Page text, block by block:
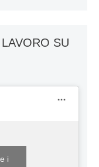
SU
i